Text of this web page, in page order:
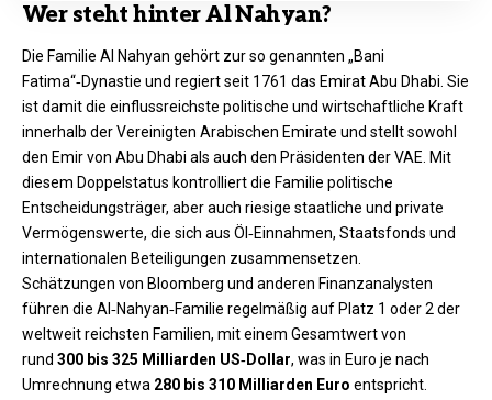
Wer steht hinter Al Nahyan?
Die Familie Al Nahyan gehört zur so genannten „Bani
Fatima“‑Dynastie und regiert seit 1761 das Emirat Abu Dhabi. Sie
ist damit die einflussreichste politische und wirtschaftliche Kraft
innerhalb der Vereinigten Arabischen Emirate und stellt sowohl
den Emir von Abu Dhabi als auch den Präsidenten der VAE. Mit
diesem Doppelstatus kontrolliert die Familie politische
Entscheidungsträger, aber auch riesige staatliche und private
Vermögenswerte, die sich aus Öl‑Einnahmen, Staatsfonds und
internationalen Beteiligungen zusammensetzen.
Schätzungen von Bloomberg und anderen Finanzanalysten
führen die Al‑Nahyan‑Familie regelmäßig auf Platz 1 oder 2 der
weltweit reichsten Familien, mit einem Gesamtwert von
rund 300 bis 325 Milliarden US‑Dollar, was in Euro je nach
Umrechnung etwa 280 bis 310 Milliarden Euro entspricht.